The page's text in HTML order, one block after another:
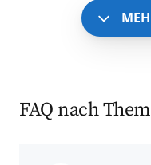
FAQ nach